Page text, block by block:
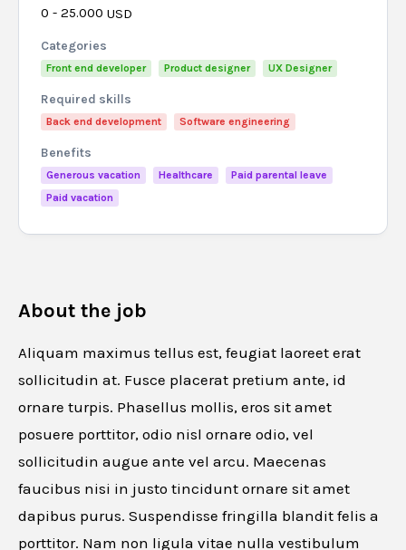
About the job
Aliquam maximus tellus est, feugiat laoreet erat
sollicitudin at. Fusce placerat pretium ante, id
ornare turpis. Phasellus mollis, eros sit amet
posuere porttitor, odio nisl ornare odio, vel
sollicitudin augue ante vel arcu. Maecenas
faucibus nisi in justo tincidunt ornare sit amet
dapibus purus. Suspendisse fringilla blandit felis a
porttitor. Nam non ligula vitae nulla vestibulum
0 - 25.000 USD
Categories
Front end developer Product designer UX Designer
Required skills
Back end development Software engineering
Benefits
Generous vacation Healthcare
Paid parental leave
Paid vacation